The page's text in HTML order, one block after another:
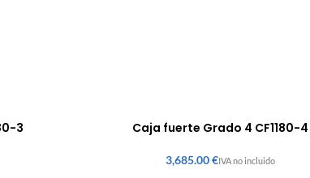
3 Caja fuerte Grado 4 CF1180-4
€